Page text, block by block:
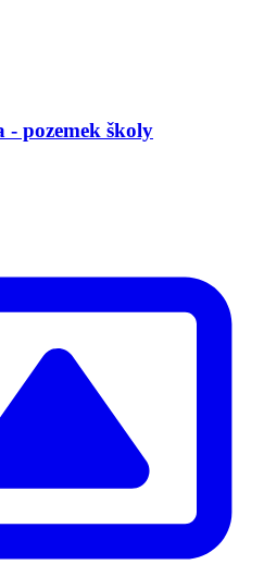
- pozemek školy